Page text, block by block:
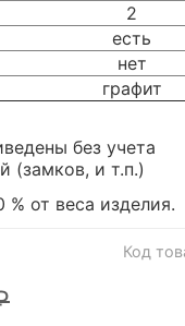
Код
2
есть
нет
графит
без учета
(замков, и т.п.)
от веса изделия.